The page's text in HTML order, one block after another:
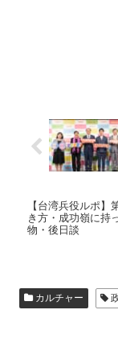
【台湾兵役ルポ
き方・成功嶺に持
物・後日談
カルチャー